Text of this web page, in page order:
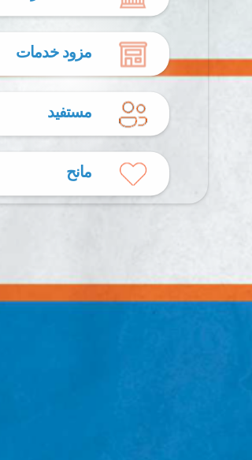
مزود خدمات
مستفيد
مانح